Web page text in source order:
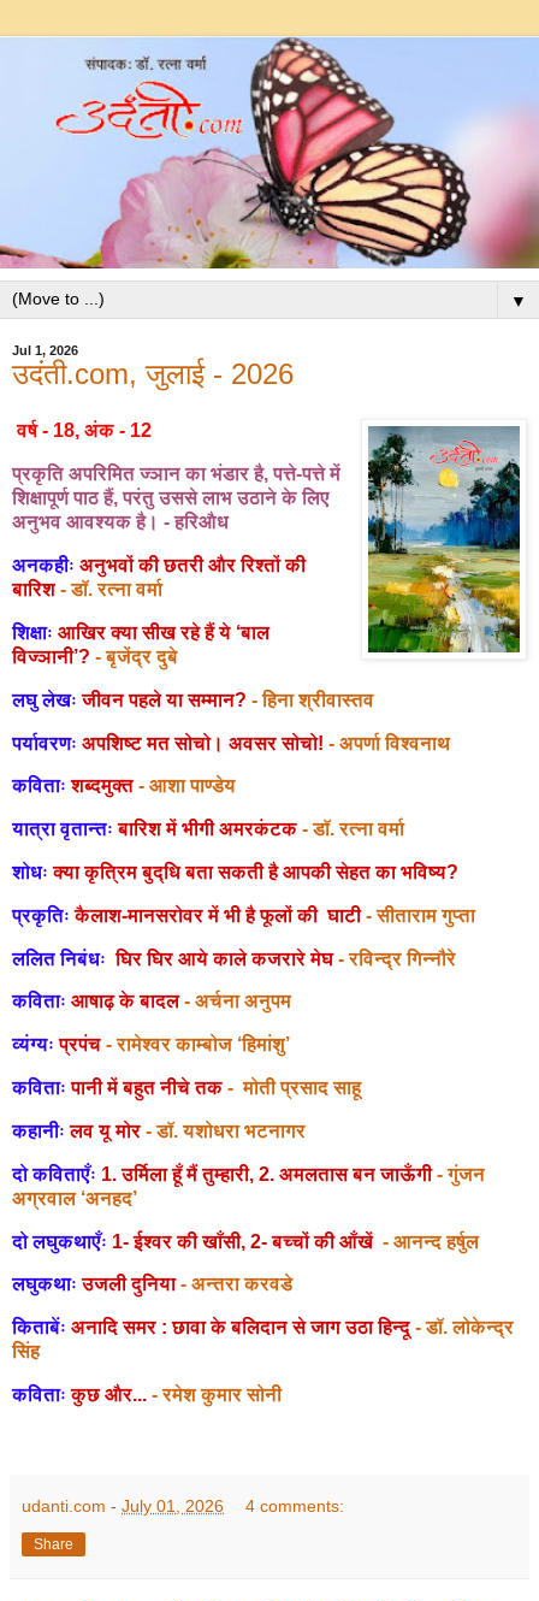
▼
Jul 1, 2026
उदंती.com, जुलाई - 2026
वर्ष - 18, अंक - 12
प्रकृति अपरिमित ज्ञान का भंडार है, पत्ते-पत्ते में
शिक्षापूर्ण पाठ हैं, परंतु उससे लाभ उठाने के लिए
अनुभव आवश्यक है। - हरिऔध
अनकहीः अनुभवों की छतरी और रिश्तों की
बारिश- डॉ. रत्ना वर्मा
शिक्षाः आखिर क्या सीख रहे हैं ये ‘बाल
विज्ञानी’? - बृजेंद्र दुबे
लघु लेखः जीवन पहले या सम्मान? - हिना श्रीवास्तव
पर्यावरणः अपशिष्ट मत सोचो। अवसर सोचो! - अपर्णा विश्वनाथ
कविताः शब्दमुक्त - आशा पाण्डेय
यात्रा वृतान्तः बारिश में भीगी अमरकंटक - डॉ. रत्ना वर्मा
शोधः क्या कृत्रिम बुद्धि बता सकती है आपकी सेहत का भविष्य?
प्रकृतिः कैलाश-मानसरोवर में भी है फूलों की घाटी- सीताराम गुप्ता
ललित निबंधः घिर घिर आये काले कजरारे मेघ- रविन्द्र गिन्नौरे
कविताः आषाढ़ के बादल- अर्चना अनुपम
व्यंग्यः प्रपंच - रामेश्वर काम्बोज ‘हिमांशु’
कविताः पानी में बहुत नीचे तक - मोती प्रसाद साहू
कहानीः लव यू मोर - डॉ. यशोधरा भटनागर
दो कविताएँः 1. उर्मिला हूँ मैं तुम्हारी, 2. अमलतास बन जाऊँगी- गुंजन
अग्रवाल ‘अनहद’
दो लघुकथाएँः 1- ईश्वर की खाँसी, 2- बच्चों की आँखें- आनन्द हर्षुल
लघुकथाः उजली दुनिया- अन्तरा करवडे
किताबेंः अनादि समर : छावा के बलिदान से जाग उठा हिन्दू - डॉ. लोकेन्द्र
सिंह
कविताः कुछ और... - रमेश कुमार सोनी
udanti.com - July 01, 2026 4 comments:
Share